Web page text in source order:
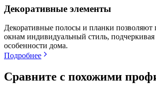
Декоративные элементы
Декоративные полосы и планки позволяют
окнам индивидуальный стиль,
особенности дома.
Подробнее
Сравните с похожими